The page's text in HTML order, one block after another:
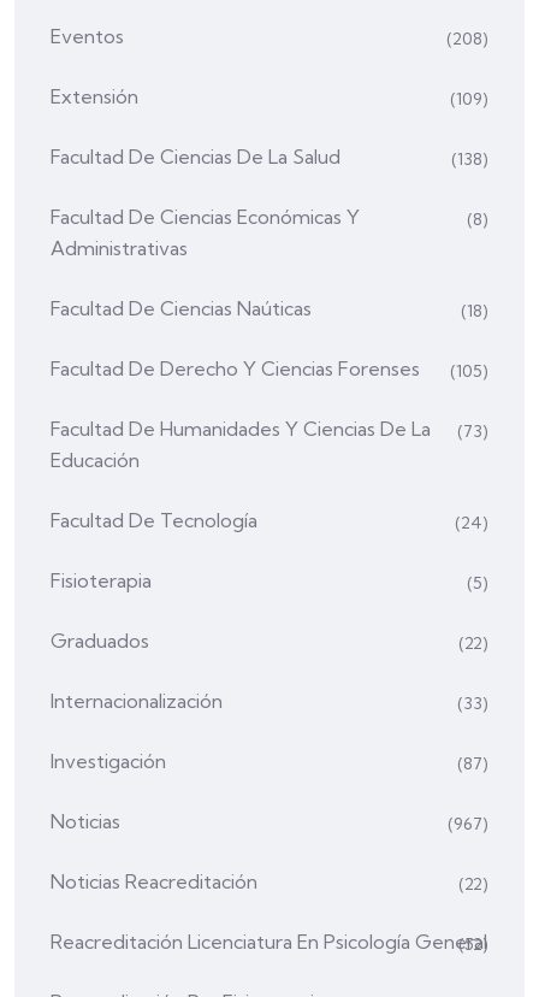
Eventos (208)
Extensión (109)
Facultad De Ciencias De La Salud (138)
Facultad De Ciencias Económicas Y
Administrativas
(8)
Facultad De Ciencias Naúticas (18)
Facultad De Derecho Y Ciencias Forenses (105)
Facultad De Humanidades Y Ciencias De La
Educación
(73)
Facultad De Tecnología (24)
Fisioterapia (5)
Graduados (22)
Internacionalización (33)
Investigación (87)
Noticias (967)
Noticias Reacreditación (22)
Reacreditación Licenciatura En Psicología General
(52)